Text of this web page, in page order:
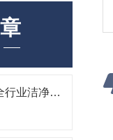
不锈钢多层过滤器：全行业洁净过滤的耐腐蚀核心装备